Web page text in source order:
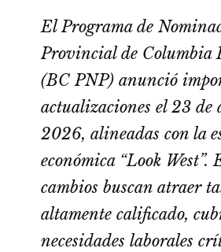
El Programa de
Provincial de Columbia
(BC PNP) anunció
actualizaciones el 23 de
2026, alineadas con la
económica “Look West”.
cambios buscan atraer
altamente calificado,
necesidades laborales